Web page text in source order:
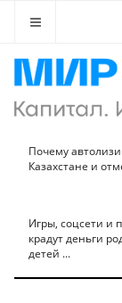
Почему
Казахстане и
Игры, соцсети и
крадут деньги
детей ...